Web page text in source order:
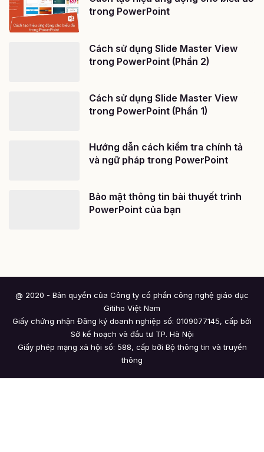
trong PowerPoint
Cách sử dụng Slide Master View
trong PowerPoint (Phần 2)
Cách sử dụng Slide Master View
trong PowerPoint (Phần 1)
Hướng dẫn cách kiểm tra chính tả
và ngữ pháp trong PowerPoint
Bảo mật thông tin bài thuyết trình
PowerPoint của bạn
@ 2020 - Bản quyền của Công ty cổ phần công nghệ giáo dục
Gitiho Việt Nam
Giấy chứng nhận Đăng ký doanh nghiệp số: 0109077145, cấp bởi
Sở kế hoạch và đầu tư TP. Hà Nội
Giấy phép mạng xã hội số: 588, cấp bởi Bộ thông tin và truyền
thông